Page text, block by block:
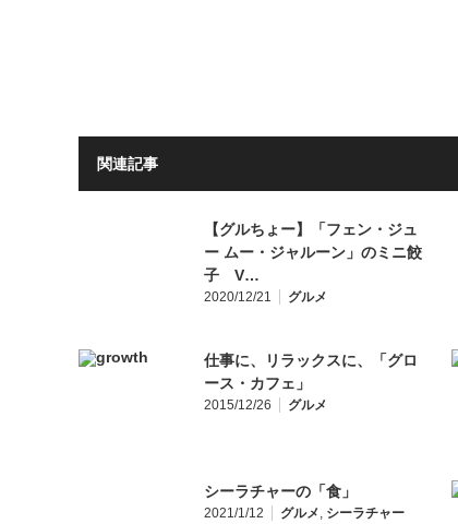
関連記事
【グルちょー】「フェン・ジュ
ー ムー・ジャルーン」のミニ餃
子 V…
2020/12/21 グルメ
仕事に、リラックスに、「グロ
ース・カフェ」
2015/12/26 グルメ
シーラチャーの「食」
2021/1/12 グルメ, シーラチャー